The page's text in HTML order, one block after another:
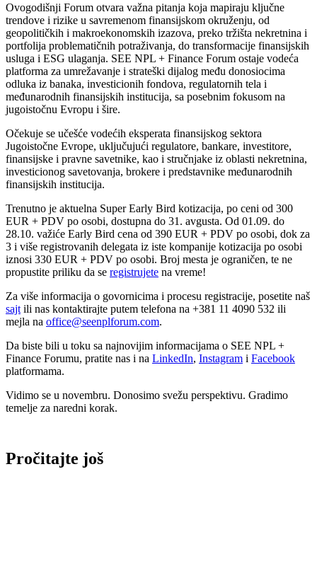
Ovogodišnji Forum otvara važna pitanja koja mapiraju ključne
trendove i rizike u savremenom finansijskom okruženju, od
geopolitičkih i makroekonomskih izazova, preko tržišta nekretnina i
portfolija problematičnih potraživanja, do transformacije finansijskih
usluga i ESG ulaganja. SEE NPL + Finance Forum ostaje vodeća
platforma za umrežavanje i strateški dijalog među donosiocima
odluka iz banaka, investicionih fondova, regulatornih tela i
međunarodnih finansijskih institucija, sa posebnim fokusom na
jugoistočnu Evropu i šire.
Očekuje se učešće vodećih eksperata finansijskog sektora
Jugoistočne Evrope, uključujući regulatore, bankare, investitore,
finansijske i pravne savetnike, kao i stručnjake iz oblasti nekretnina,
investicionog savetovanja, brokere i predstavnike međunarodnih
finansijskih institucija.
Trenutno je aktuelna Super Early Bird kotizacija, po ceni od 300
EUR + PDV po osobi, dostupna do 31. avgusta. Od 01.09. do
28.10. važiće Early Bird cena od 390 EUR + PDV po osobi, dok za
3 i više registrovanih delegata iz iste kompanije kotizacija po osobi
iznosi 330 EUR + PDV po osobi. Broj mesta je ograničen, te ne
propustite priliku da se registrujete na vreme!
Za više informacija o govornicima i procesu registracije, posetite naš
sajt ili nas kontaktirajte putem telefona na +381 11 4090 532 ili
mejla na office@seenplforum.com.
Da biste bili u toku sa najnovijim informacijama o SEE NPL +
Finance Forumu, pratite nas i na LinkedIn, Instagram i Facebook
platformama.
Vidimo se u novembru. Donosimo svežu perspektivu. Gradimo
temelje za naredni korak.
Pročitajte još